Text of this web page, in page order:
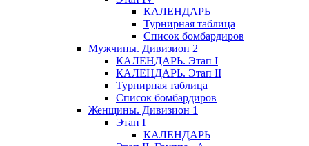
КАЛЕНДАРЬ
Турнирная таблица
Список бомбардиров
Мужчины. Дивизион 2
КАЛЕНДАРЬ. Этап I
КАЛЕНДАРЬ. Этап II
Турнирная таблица
Список бомбардиров
Женщины. Дивизион 1
Этап I
КАЛЕНДАРЬ